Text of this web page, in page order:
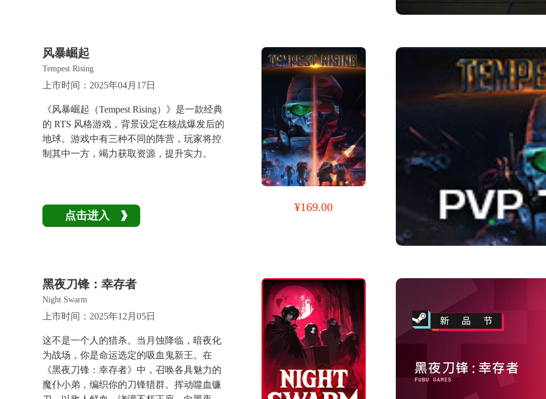
风暴崛起
Tempest Rising
上市时间：2025年04月17日
《风暴崛起（Tempest Rising）》是一款经典
的 RTS 风格游戏，背景设定在核战爆发后的
地球。游戏中有三种不同的阵营，玩家将控
制其中一方，竭力获取资源，提升实力。
点击进入
¥169.00
黑夜刀锋：幸存者
Night Swarm
上市时间：2025年12月05日
这不是一个人的猎杀。当月蚀降临，暗夜化
为战场，你是命运选定的吸血鬼新王。在
《黑夜刀锋：幸存者》中，召唤各具魅力的
魔仆小弟，编织你的刀锋猎群。挥动噬血镰